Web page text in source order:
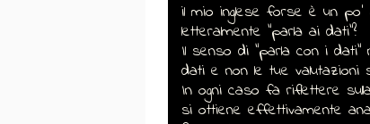
il mio inglese forse è un po'
letteralmente "parla ai dati"?
Il senso di "parla con i
dati e non le tue valutazioni
In ogni caso fa riflettere
si ottiene effettivamente